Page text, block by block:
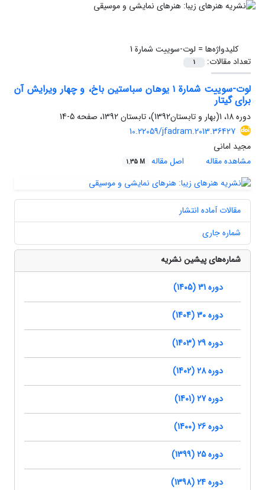
کلیدواژه‌ها = لوت-سوییت شمارة 1
تعداد مقالات:
1
لوت-سوییت شمارة ١ یوهان سباستین باخ، و چهار ویرایش آن
برای گیتار
دوره 18، 1(بهار و تابستان1392)، تابستان 1392، صفحه
5-14
10.22059/jfadram.2013.36427
مجید امانی
مشاهده مقاله
اصل مقاله 1.35 M
مقالات آماده انتشار
شماره جاری
شماره‌های پیشین نشریه
دوره 31 (1405)
دوره 30 (1404)
دوره 29 (1403)
دوره 28 (1402)
دوره 27 (1401)
دوره 26 (1400)
دوره 25 (1399)
دوره 24 (1398)